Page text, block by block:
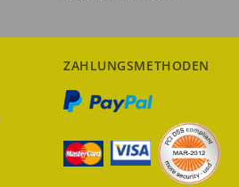
ZAHLUNGSMETHODEN